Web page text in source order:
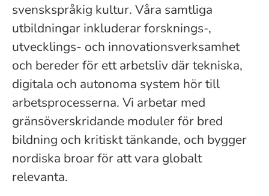
svenskspråkig kultur. Våra samtliga
utbildningar inkluderar forsknings-,
utvecklings- och innovationsverksamhet
och bereder för ett arbetsliv där tekniska,
digitala och autonoma system hör till
arbetsprocesserna. Vi arbetar med
gränsöverskridande moduler för bred
bildning och kritiskt tänkande, och bygger
nordiska broar för att vara globalt
relevanta.